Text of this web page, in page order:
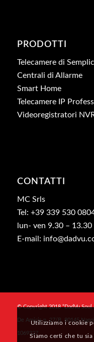
PRODOTTI
Telecamere di
Centrali di Allarme
Smart Home
Telecamere IP
Videoregistratori
CONTATTI
MC Srls
Tel: +39 339 530
lun- ven 9.30 – 13.30
E-mail:
© Copyright 2018 “DadVu
De Amicis n. 27/B, 80145
1069327
Utilizziamo i cookie
Siamo certi che tu